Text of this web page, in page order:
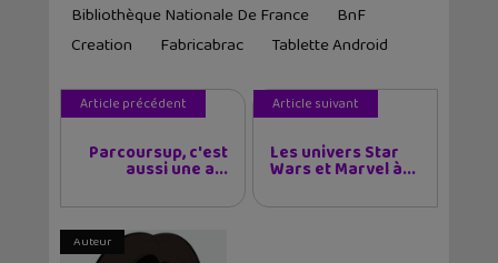
Bibliothèque Nationale De France
BnF
Creation
Fabricabrac Tablette Android
Article précédent
Parcoursup, c'est
aussi une a...
Article suivant
Les univers Star
Wars et Marvel à...
Auteur